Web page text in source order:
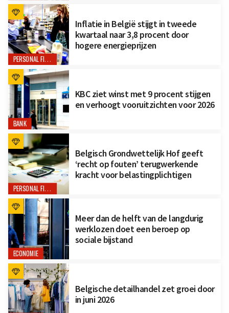
PERSONAL FINANCE
Inflatie in België stijgt in tweede
kwartaal naar 3,8 procent door
hogere energieprijzen
BANK
KBC ziet winst met 9 procent stijgen
en verhoogt vooruitzichten voor 2026
PERSONAL FINANCE
Belgisch Grondwettelijk Hof geeft
‘recht op fouten’ terugwerkende
kracht voor belastingplichtigen
ECONOMIE
Meer dan de helft van de langdurig
werklozen doet een beroep op
sociale bijstand
Belgische detailhandel zet groei door
in juni 2026